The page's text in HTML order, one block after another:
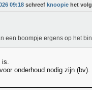
09:18 schreef knoopie het
een boompje ergens op het
is.
onderhoud nodig zijn (bv).